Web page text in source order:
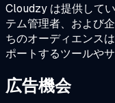
Cloudzy は提供して
テム管理者、および
ちのオーディエンス
ポートするツールや
広告機会